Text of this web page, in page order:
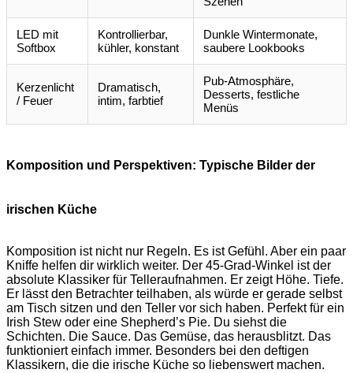
LED mit
Softbox
Kontrollierbar,
kühler, konstant
Dunkle Wintermonate,
saubere Lookbooks
Kerzenlicht
/ Feuer
Dramatisch,
intim, farbtief
Pub-Atmosphäre,
Desserts, festliche
Menüs
Komposition und Perspektiven: Typische Bilder der
irischen Küche
Komposition ist nicht nur Regeln. Es ist Gefühl. Aber ein paar
Kniffe helfen dir wirklich weiter. Der 45-Grad-Winkel ist der
absolute Klassiker für Telleraufnahmen. Er zeigt Höhe. Tiefe.
Er lässt den Betrachter teilhaben, als würde er gerade selbst
am Tisch sitzen und den Teller vor sich haben. Perfekt für ein
Irish Stew oder eine Shepherd’s Pie. Du siehst die
Schichten. Die Sauce. Das Gemüse, das herausblitzt. Das
funktioniert einfach immer. Besonders bei den deftigen
Klassikern, die die irische Küche so liebenswert machen.